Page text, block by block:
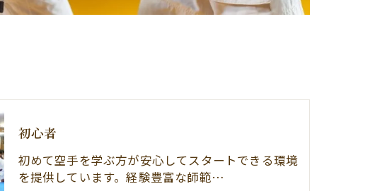
初心者
初めて空手を学ぶ方が安心してスタートできる環境
を提供しています。経験豊富な師範…